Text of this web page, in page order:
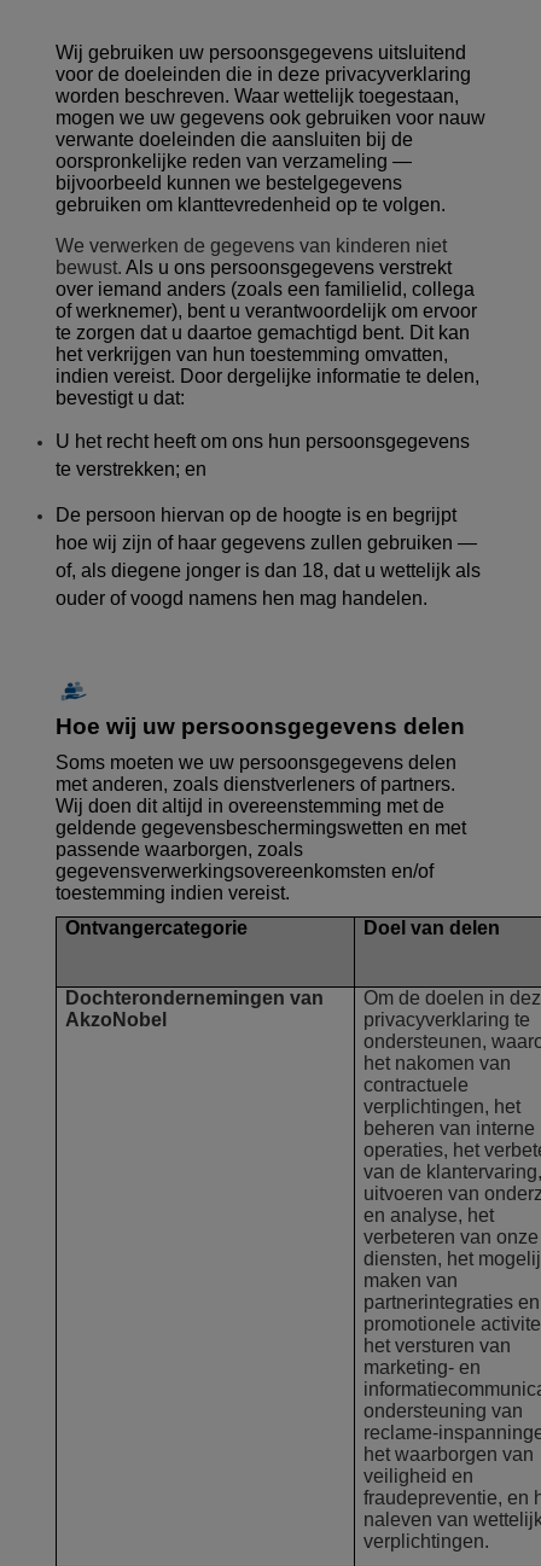
Wij gebruiken uw persoonsgegevens uitsluitend
voor de doeleinden die in deze privacyverklaring
worden beschreven. Waar wettelijk toegestaan,
mogen we uw gegevens ook gebruiken voor nauw
verwante doeleinden die aansluiten bij de
oorspronkelijke reden van verzameling —
bijvoorbeeld kunnen we bestelgegevens
gebruiken om klanttevredenheid op te volgen.
We verwerken de gegevens van kinderen niet
bewust. Als u ons persoonsgegevens verstrekt
over iemand anders (zoals een familielid, collega
of werknemer), bent u verantwoordelijk om ervoor
te zorgen dat u daartoe gemachtigd bent. Dit kan
het verkrijgen van hun toestemming omvatten,
indien vereist. Door dergelijke informatie te delen,
bevestigt u dat:
U het recht heeft om ons hun persoonsgegevens
te verstrekken; en
De persoon hiervan op de hoogte is en begrijpt
hoe wij zijn of haar gegevens zullen gebruiken —
of, als diegene jonger is dan 18, dat u wettelijk als
ouder of voogd namens hen mag handelen.
Hoe wij uw persoonsgegevens delen
Soms moeten we uw persoonsgegevens delen
met anderen, zoals dienstverleners of partners.
Wij doen dit altijd in overeenstemming met de
geldende gegevensbeschermingswetten en met
passende waarborgen, zoals
gegevensverwerkingsovereenkomsten en/of
toestemming indien vereist.
Ontvangercategorie
Doel van delen
Dochterondernemingen van
AkzoNobel
Om de doelen in
privacyverklaring te
ondersteunen,
het nakomen van
contractuele
verplichtingen, het
beheren van interne
operaties, het
van de
uitvoeren van
en analyse, het
verbeteren van onze
diensten, het
maken van
partnerintegraties en
promotionele
het versturen van
marketing- en
ondersteuning van
reclame-
het waarborgen van
veiligheid en
fraudepreventie, en
naleven van
verplichtingen.